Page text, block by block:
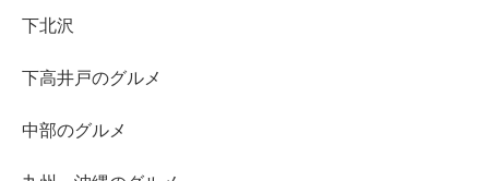
下北沢
下高井戸のグルメ
中部のグルメ